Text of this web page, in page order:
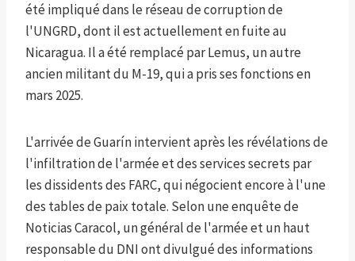
été impliqué dans le réseau de corruption de
l'UNGRD, dont il est actuellement en fuite au
Nicaragua. Il a été remplacé par Lemus, un autre
ancien militant du M-19, qui a pris ses fonctions en
mars 2025.
L'arrivée de Guarín intervient après les révélations de
l'infiltration de l'armée et des services secrets par
les dissidents des FARC, qui négocient encore à l'une
des tables de paix totale. Selon une enquête de
Noticias Caracol, un général de l'armée et un haut
responsable du DNI ont divulgué des informations